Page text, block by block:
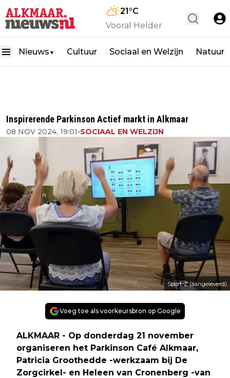
21°C
Vooral Helder
Nieuws ▼ Cultuur Sociaal en Welzijn Natuur
Inspirerende Parkinson Actief markt in Alkmaar
08 NOV 2024, 19:01•SOCIAAL EN WELZIJN
Sport-Z (aangeleverd)
Voeg toe als voorkeursbron op Google
ALKMAAR - Op donderdag 21 november
organiseren het Parkinson Café Alkmaar,
Patricia Groothedde -werkzaam bij De
Zorgcirkel- en Heleen van Cronenberg -van